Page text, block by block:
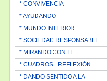
* CONVIVENCIA
* AYUDANDO
* MUNDO INTERIOR
* SOCIEDAD RESPONSABLE
* MIRANDO CON FE
* CUADROS - REFLEXIÓN
* DANDO SENTIDO A LA